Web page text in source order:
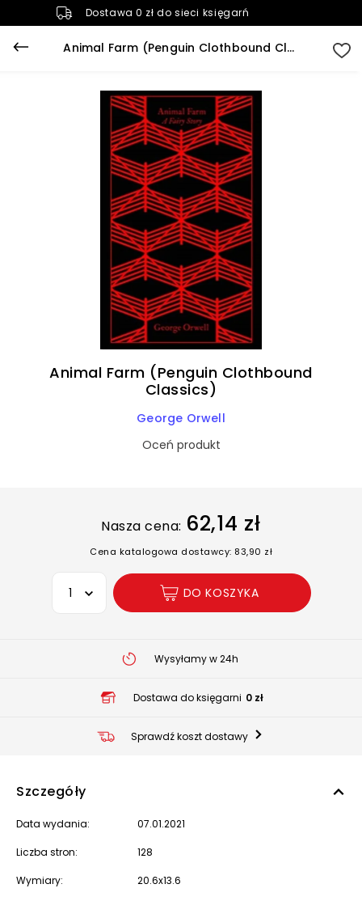
Dostawa 0 zł do sieci księgarń
Animal Farm (Penguin Clothbound Classics)
Animal Farm (Penguin Clothbound
Classics)
George Orwell
Oceń produkt
Nasza cena: 62,14 zł
Cena katalogowa dostawcy: 83,90 zł
Wybierz opcję
DO KOSZYKA
Wysyłamy w 24h
Dostawa do księgarni 0 zł
Sprawdź koszt dostawy
Szczegóły
Data wydania: 07.01.2021
Liczba stron: 128
Wymiary: 20.6x13.6